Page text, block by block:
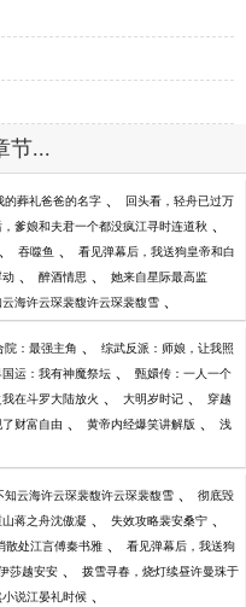
节...
的葬礼爸爸的名字 、 回头看，轻舟已过万
，爹娘和夫君一个都没疯江寻时连道秋 、
、 吞噬鱼 、 看见弹幕后，我送狗皇帝和白
动 、 醉酒情思 、 她来自星际最高监
云海许云琛裴馥许云琛裴馥雪 、
院：最强主角 、 综武反派：师娘，让我照
国运：我有神魔祭坛 、 甄嬛传：一人一个
在斗罗大陆放火 、 大明岁时记 、 穿越
财富自由 、 黄帝内经爆笑讲解版 、 浅
知云海许云琛裴馥许云琛裴馥雪 、 彻底毁
蒋之舟沈傲凝 、 失效攻略裴安桑宁 、
散处江言傅秦书雅 、 看见弹幕后，我送狗
莎越安安 、 拨雪寻春，烧灯续昼许曼珠于
说江晏礼时候 、